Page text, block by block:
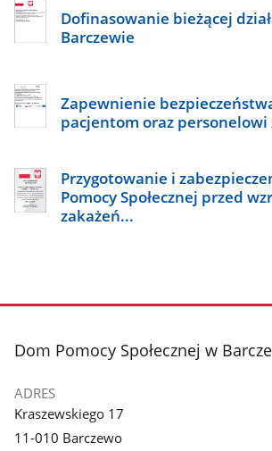
Dofinasowanie bieżącej
Barczewie
Zapewnienie
pacjentom oraz personelowi
Przygotowanie i
Pomocy Społecznej przed
zakażeń...
stopka
Dom Pomocy Społecznej w
ADRES
Kraszewskiego 17
11-010 Barczewo